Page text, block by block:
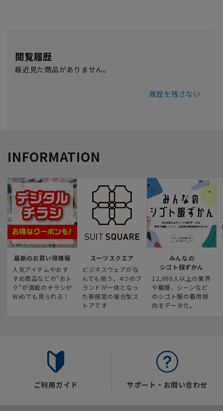
閲覧履歴
最近見た商品がありません。
履歴を残さない
INFORMATION
最新のお買い得情報
人気アイテムやおす
すめ商品などの“おト
ク“が満載のチラシが
Webでも見られる！
スーツスクエア
ビジネスウェアがな
んでも揃う、4つのブ
ランドが一体となっ
た新感覚の複合型ス
トアです
みんなの
シゴト服ずかん
12,000人以上の業界
や職種、シーンなど
のシゴト服の着用傾
向をデータ化。
ご利用ガイド サポート・お問い合わせ